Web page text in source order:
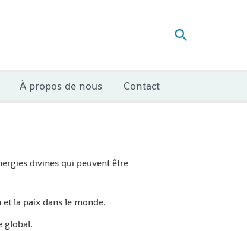
À propos de nous Contact
divines qui peuvent être
la paix dans le monde.
global.